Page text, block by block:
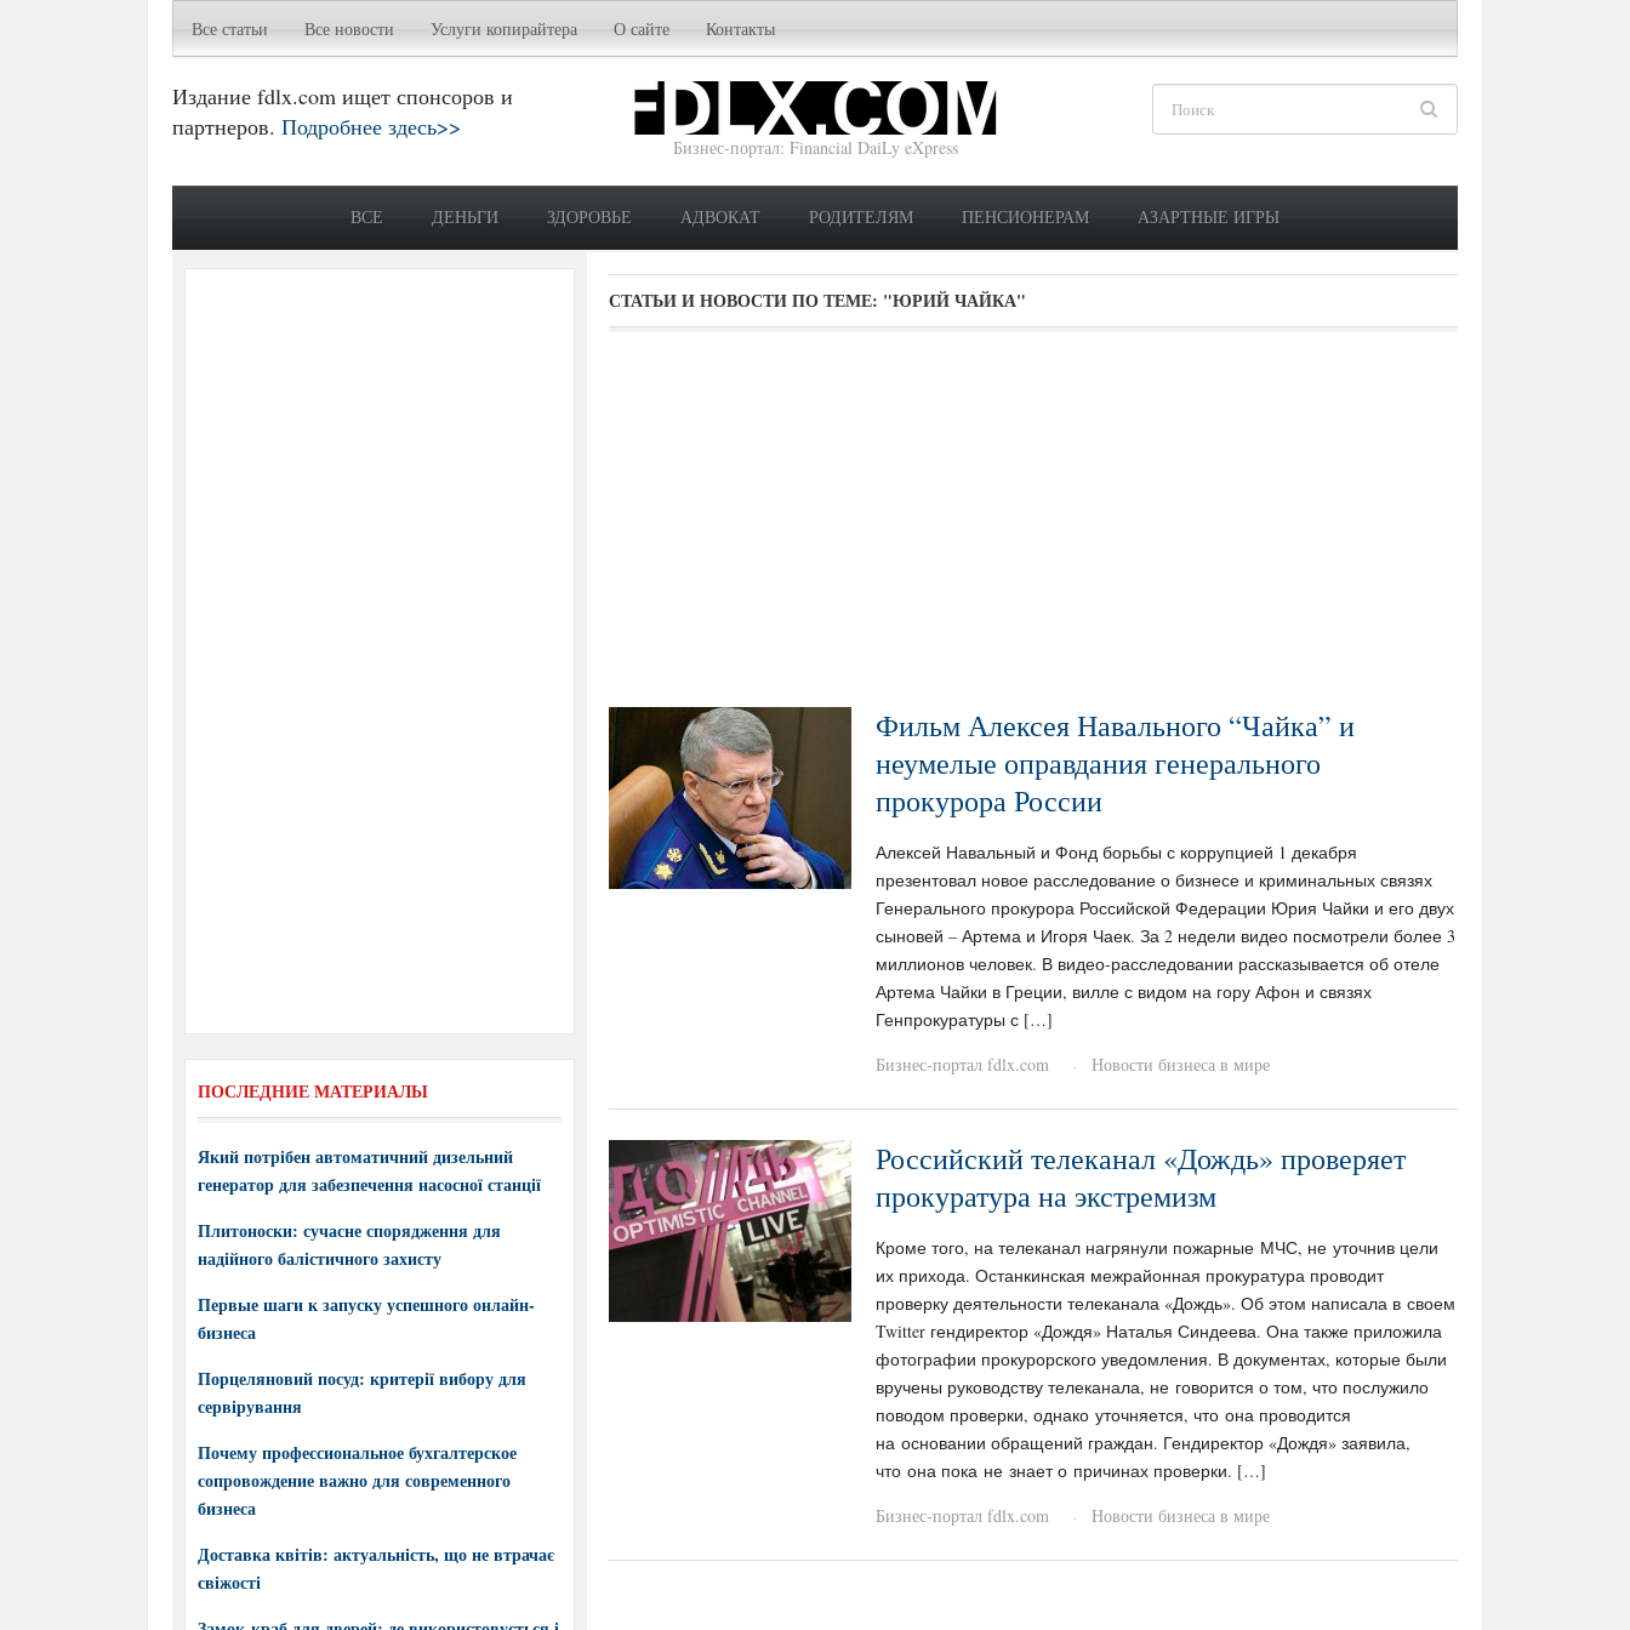
Все статьи Все новости Услуги копирайтера О сайте Контакты
Издание fdlx.com ищет спонсоров и
партнеров. Подробнее здесь>>
Бизнес-портал: Financial DaiLy eXpress
ВСЕ ДЕНЬГИ ЗДОРОВЬЕ АДВОКАТ РОДИТЕЛЯМ ПЕНСИОНЕРАМ АЗАРТНЫЕ ИГРЫ
СТАТЬИ И НОВОСТИ ПО ТЕМЕ: "ЮРИЙ ЧАЙКА"
Фильм Алексея Навального “Чайка” и
неумелые оправдания генерального
прокурора России
Алексей Навальный и Фонд борьбы с коррупцией 1 декабря
презентовал новое расследование о бизнесе и криминальных связях
Генерального прокурора Российской Федерации Юрия Чайки и его двух
сыновей – Артема и Игоря Чаек. За 2 недели видео посмотрели более 3
миллионов человек. В видео-расследовании рассказывается об отеле
Артема Чайки в Греции, вилле с видом на гору Афон и связях
Генпрокуратуры с […]
Бизнес-портал fdlx.com
· Новости бизнеса в мире
Российский телеканал «Дождь» проверяет
прокуратура на экстремизм
Кроме того, на телеканал нагрянули пожарные МЧС, не уточнив цели
их прихода. Останкинская межрайонная прокуратура проводит
проверку деятельности телеканала «Дождь». Об этом написала в своем
Twitter гендиректор «Дождя» Наталья Синдеева. Она также приложила
фотографии прокурорского уведомления. В документах, которые были
вручены руководству телеканала, не говорится о том, что послужило
поводом проверки, однако уточняется, что она проводится
на основании обращений граждан. Гендиректор «Дождя» заявила,
что она пока не знает о причинах проверки. […]
Бизнес-портал fdlx.com
· Новости бизнеса в мире
ПОСЛЕДНИЕ МАТЕРИАЛЫ
Який потрібен автоматичний дизельний
генератор для забезпечення насосної станції
Плитоноски: сучасне спорядження для
надійного балістичного захисту
Первые шаги к запуску успешного онлайн-
бизнеса
Порцеляновий посуд: критерії вибору для
сервірування
Почему профессиональное бухгалтерское
сопровождение важно для современного
бизнеса
Доставка квітів: актуальність, що не втрачає
свіжості